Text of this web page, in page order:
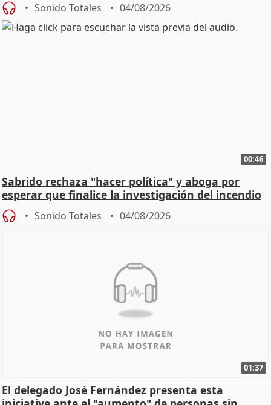
Sonido Totales 04/08/2026
00:46
Sabrido rechaza "hacer política" y aboga por
esperar que finalice la investigación del incendio
Sonido Totales 04/08/2026
01:37
El delegado José Fernández presenta esta